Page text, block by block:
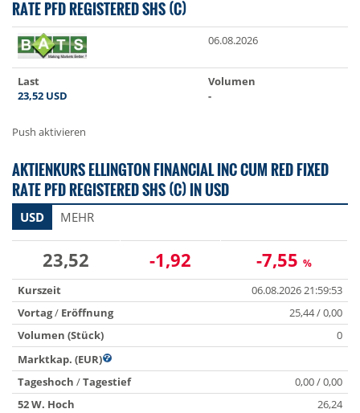
RATE PFD REGISTERED SHS (C)
06.08.2026
Last
23,52 USD
Volumen
-
Push aktivieren
AKTIENKURS ELLINGTON FINANCIAL INC CUM RED FIXED
RATE PFD REGISTERED SHS (C) IN USD
USD MEHR
23,52 -1,92 -7,55 %
Kurszeit
06.08.2026 21:59:53
Vortag/ Eröffnung
25,44 / 0,00
Volumen (Stück)
0
Marktkap. (EUR)
Tageshoch /Tagestief
0,00 / 0,00
52 W. Hoch
26,24